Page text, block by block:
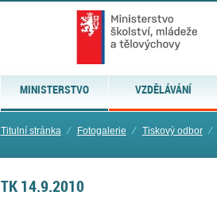
MINISTERSTVO VZDĚLÁVÁNÍ
Titulní stránka ⁄ Fotogalerie ⁄ Tiskový odbor ⁄
TK 14.9.2010